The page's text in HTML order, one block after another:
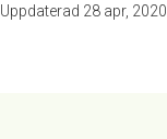
Uppdaterad 28 apr, 2020